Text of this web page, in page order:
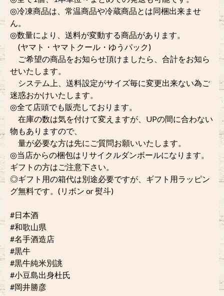
◎冷凍商品は、常温商品や冷蔵商品とは同梱出来ませ
ん。
◎数量により、送料が変動する商品があります。
(ヤマト・ヤマトクール・ゆうパック)
ご希望の商品をお知らせ頂けましたら、合計をお知ら
せいたします。
システム上、送料設定がサイズ毎に変更出来ない為ご
迷惑おかけいたします。
◎全て店頭でも販売しております。
在庫の数は気を付けて変えますが、UPの間に合わない
物もありますので、
量が必要な方は先にご質問お願いいたします。
◎当店からの梱包はリサイクルダンボールになります。
ギフトの方はご注意下さい。
◎ギフト用の箱代は別途必要ですが、ギフト用ラッピン
グ無料です。(リボン or 熨斗)
#日本酒
#和歌山県
#名手酒造店
#黒牛
#黒牛純米別誂
#小豆島出身杜氏
#岡井勝彦